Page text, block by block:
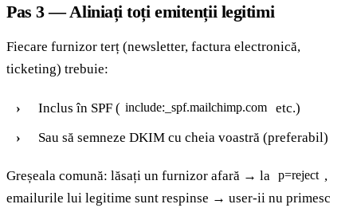
Pas 3 — Aliniați toți emitenții legitimi
Fiecare furnizor terț (newsletter, factura electronică,
ticketing) trebuie:
Inclus în SPF ( include:_spf.mailchimp.com
etc.)
Sau să semneze DKIM cu cheia voastră (preferabil)
Greșeala comună: lăsați un furnizor afară → la p=reject ,
emailurile lui legitime sunt respinse → user-ii nu primesc